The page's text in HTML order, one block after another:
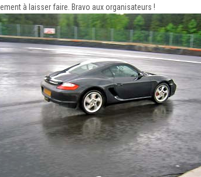
à laisser faire. Bravo aux organisateurs !